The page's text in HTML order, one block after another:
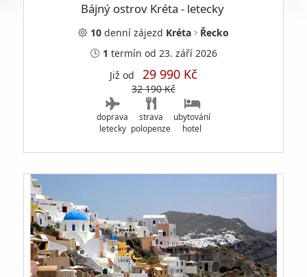
Bájný ostrov Kréta - letecky
10 denní zájezd Kréta
Řecko
1 termín od 23. září 2026
Již od 29 990 Kč
32 190 Kč
doprava
letecky
strava
polopenze
ubytování
hotel